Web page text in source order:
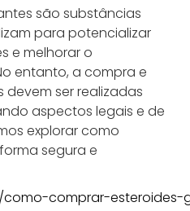
são substâncias
para potencializar
e melhorar o
entanto, a compra e
ser realizadas
aspectos legais e de
explorar como
segura e
como-comprar-